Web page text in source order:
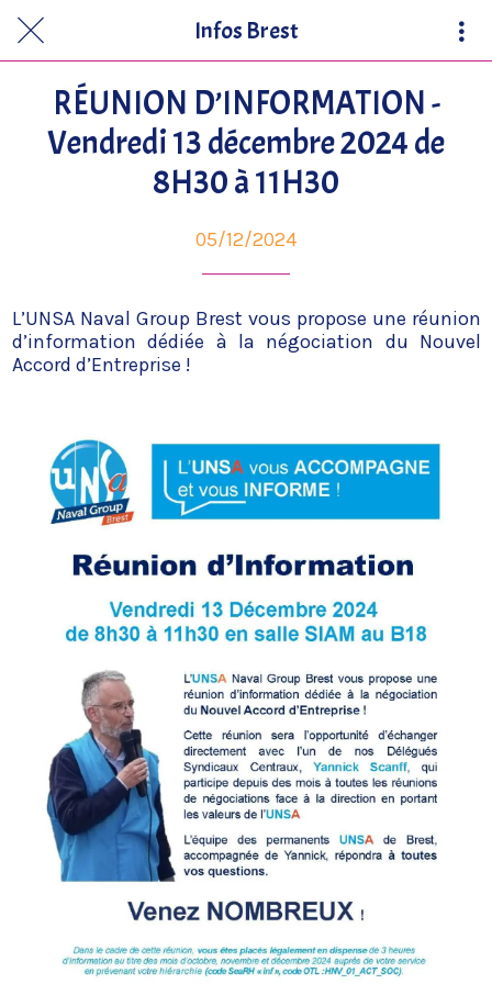
Infos Brest
RÉUNION D’INFORMATION -
Vendredi 13 décembre 2024 de
8H30 à 11H30
05/12/2024
L’UNSA Naval Group Brest vous propose une réunion
d’information dédiée à la négociation du Nouvel
Accord d’Entreprise !